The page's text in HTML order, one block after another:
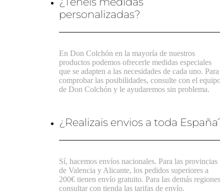
personalizadas?
En Don Colchón en la mayoría de nuestros
productos podemos ofrecerle medidas especiales
que se adapten a las necesidades de cada uno. Para
comprobar las posibilidades, consulte con el equipo
de Don Colchón y le ayudaremos sin problema.
¿Realizais envios a toda España?
Sí, hacemos envíos nacionales. Para las provincias
de Valencia y Alicante, los pedidos superiores a
200€ tienen envío gratuito. Para las demás regiones,
consultar con tienda las tarifas de envío.